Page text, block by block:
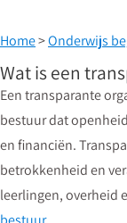
Home>Onderwijs
Wat is een
Een transparante
bestuur dat
en financiën.
betrokkenheid en
leerlingen, overheid